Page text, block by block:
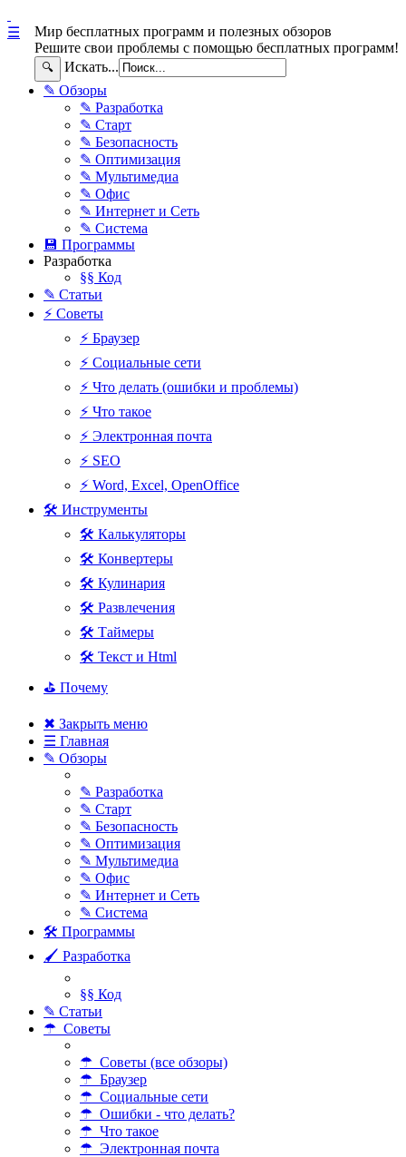
Мир бесплатных программ и полезных обзоров
Решите свои проблемы с помощью бесплатных программ!
🔍 Искать...
☰
✎ Обзоры
✎ Разработка
✎ Старт
✎ Безопасность
✎ Оптимизация
✎ Мультимедиа
✎ Офис
✎ Интернет и Сеть
✎ Система
💾 Программы
Разработка
§§ Код
✎ Статьи
⚡ Советы
⚡ Браузер
⚡ Социальные сети
⚡ Что делать (ошибки и проблемы)
⚡ Что такое
⚡ Электронная почта
⚡ SEO
⚡ Word, Excel, OpenOffice
🛠 Инструменты
🛠 Калькуляторы
🛠 Конвертеры
🛠 Кулинария
🛠 Развлечения
🛠 Таймеры
🛠 Текст и Html
⛳ Почему
✖ Закрыть меню
☰ Главная
✎ Обзоры
✎ Разработка
✎ Старт
✎ Безопасность
✎ Оптимизация
✎ Мультимедиа
✎ Офис
✎ Интернет и Сеть
✎ Система
🛠 Программы
🖌 Разработка
§§ Код
✎ Статьи
☂ Советы
☂ Советы (все обзоры)
☂ Браузер
☂ Социальные сети
☂ Ошибки - что делать?
☂ Что такое
☂ Электронная почта